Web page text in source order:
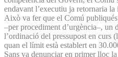
endavant l’executiu ja retornaria la
Això va fer que el Comú
–per procediment d’urgència–, un
l’ordinació del pressupost en curs
quan el límit està establert en
Sans va denunciar en primer lloc